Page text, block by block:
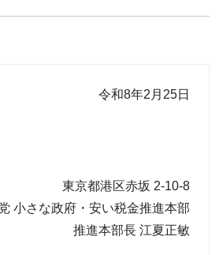
令和8年2月25日
東京都港区赤坂 2-10-8
小さな政府・安い税金推進本部
推進本部長 江夏正敏